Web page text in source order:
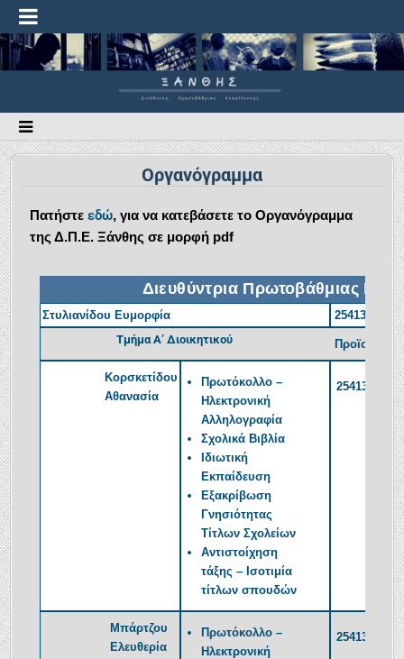
Οργανόγραμμα
Πατήστεεδώ, για να κατεβάσετε το Οργανόγραμμα
της Δ.Π.Ε. Ξάνθης σε μορφή pdf
Διευθύντρια Πρωτοβάθμιας
Στυλιανίδου Ευμορφία
2541350386
Τμήμα Α’ Διοικητικού
Κορσκετίδου
Αθανασία
Πρωτόκολλο –
Ηλεκτρονική
Αλληλογραφία
Σχολικά Βιβλία
Ιδιωτική
Εκπαίδευση
Εξακρίβωση
Γνησιότητας
Τίτλων Σχολείων
Αντιστοίχηση
τάξης – Ισοτιμία
τίτλων σπουδών
2541350383
Μπάρτζου
Ελευθερία
Πρωτόκολλο –
Ηλεκτρονική
2541350383